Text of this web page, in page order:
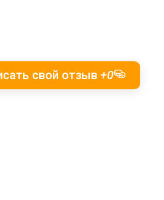
свой отзыв +0